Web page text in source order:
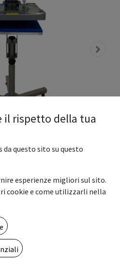
Mod.
piatti
pneumatica dal design
si distingue dalle sue rivali.
importante: posizionata su
autobloccanti, questo
il rispetto della tua
questo sito su questo
esperienze migliori sul sito.
cookie e come utilizzarli nella